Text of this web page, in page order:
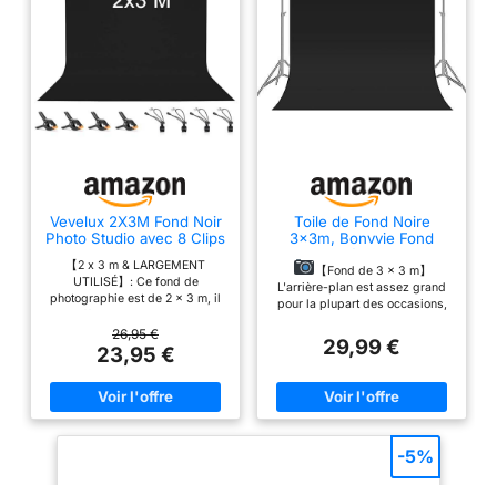
Vevelux 2X3M Fond Noir
Photo Studio avec 8 Clips
【2 x 3 m & LARGEMENT
UTILISÉ】: Ce fond de
photographie est de 2 x 3 m, il
plupart des occasions
photographiques, telles que la
photographie de studio, les
écrans de diffusion vidéo, les
interviews avec la caméra, les
portraits, les photos de
26,95 €
23,95 €
Toile de Fond Noire
3x3m, Bonvvie Fond
Photo Résistant aux
Rides, Fond de
Mousseline Lavable pour
Studio de Photographie,
Youtube, Zoom,
Réunions en Ligne
【Fond de 3 x 3 m】
L'arrière-plan est assez grand
pour la plupart des occasions,
portraits complets de petits
groupes, des détaillants Web et
commerciaux. Le fond noir
assure un enregistrement et une
édition efficaces, comme le
recadrage, économise du temps
et rend votre travail plus
【Largement
29,99 €
-5%